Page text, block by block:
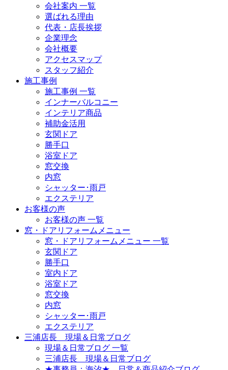
会社案内 一覧
選ばれる理由
代表・店長挨拶
企業理念
会社概要
アクセスマップ
スタッフ紹介
施工事例
施工事例 一覧
インナーバルコニー
インテリア商品
補助金活用
玄関ドア
勝手口
浴室ドア
窓交換
内窓
シャッター･雨戸
エクステリア
お客様の声
お客様の声 一覧
窓・ドアリフォームメニュー
窓・ドアリフォームメニュー 一覧
玄関ドア
勝手口
室内ドア
浴室ドア
窓交換
内窓
シャッター･雨戸
エクステリア
三浦店長 現場＆日常ブログ
現場＆日常ブログ 一覧
三浦店長 現場＆日常ブログ